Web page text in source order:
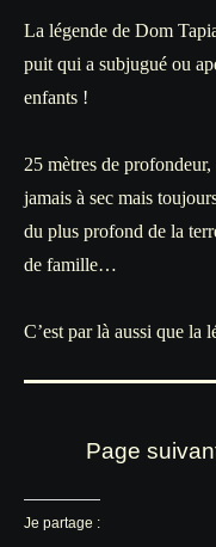
La légende de Dom
puit qui a subjugué ou
enfants !
25 mètres de
jamais à sec mais
du plus profond de la
de famille…
C’est par là aussi que la
Page
Je partage :